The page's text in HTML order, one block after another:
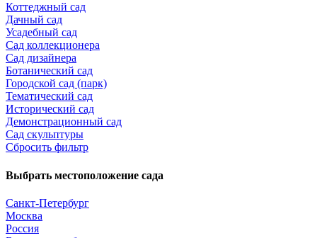
Коттеджный сад
Дачный сад
Усадебный сад
Сад коллекционера
Сад дизайнера
Ботанический сад
Городской сад (парк)
Тематический сад
Исторический сад
Демонстрационный сад
Сад скульптуры
Сбросить фильтр
Выбрать местоположение сада
Санкт-Петербург
Москва
Россия